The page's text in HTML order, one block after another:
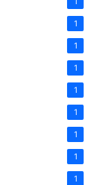
1
1
1
1
1
1
1
1